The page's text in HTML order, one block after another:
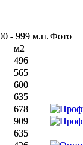
- 999 м.п.Фото
м2
496
565
600
635
678
909
635